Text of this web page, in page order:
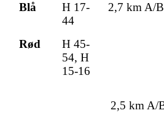
Blå
H 17-
44
2,7 km A/B
Rød
H 45-
54, H
15-16
2,5 km A/